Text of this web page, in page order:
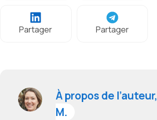
Partager Partager
À propos de l’auteur,
M.